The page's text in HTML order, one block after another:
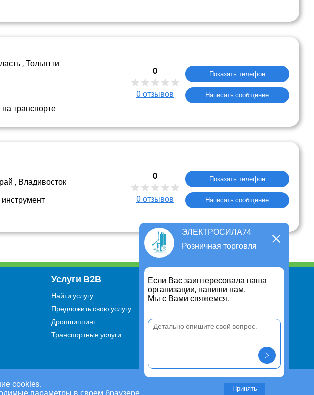
, Тольятти
транспорте
0
0 отзывов
Показать телефон
Написать сообщение
, Владивосток
0
0 отзывов
Показать телефон
Написать сообщение
ЭЛЕКТРОСИЛА74
Розничная торговля
Если Вас заинтересовала наша
организации, напиши нам.
Мы с Вами свяжемся.
cookies.
параметры в своем браузере.
Принять
Услуги В2В
Найти услугу
Предложить свою услугу
Дропшиппинг
Транспортные услуги
Информация
Для чего существует портал
Правило cookie
предложение